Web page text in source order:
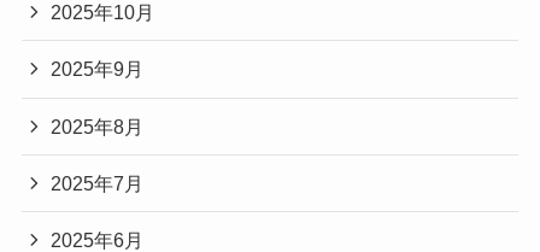
2025年10月
2025年9月
2025年8月
2025年7月
2025年6月